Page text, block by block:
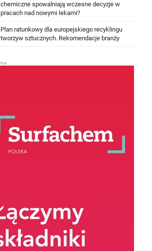
chemiczne spowalniają wczesne decyzje w
pracach nad nowymi lekami?
Plan ratunkowy dla europejskiego recyklingu
tworzyw sztucznych. Rekomendacje branży